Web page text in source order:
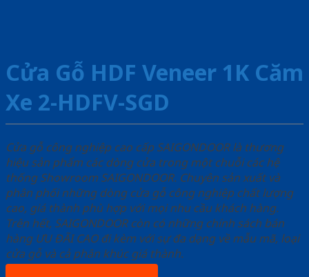
Cửa Gỗ HDF Veneer 1K Căm
Xe 2-HDFV-SGD
Cửa gỗ công nghiệp cao cấp SAIGONDOOR là thương
hiệu sản phẩm các dòng cửa trong một chuỗi các hệ
thống Showroom SAIGONDOOR. Chuyên sản xuất và
phân phối những dòng cửa gỗ công nghiệp chất lượng
cao, giá thành phù hợp với mọi nhu cầu khách hàng.
Trên hết, SAIGONDOOR còn có những chính sách bán
hàng ƯU ĐÃI CAO đi kèm với sự đa dạng về mẫu mã, loại
cửa gỗ và cả phân khúc giá thành.